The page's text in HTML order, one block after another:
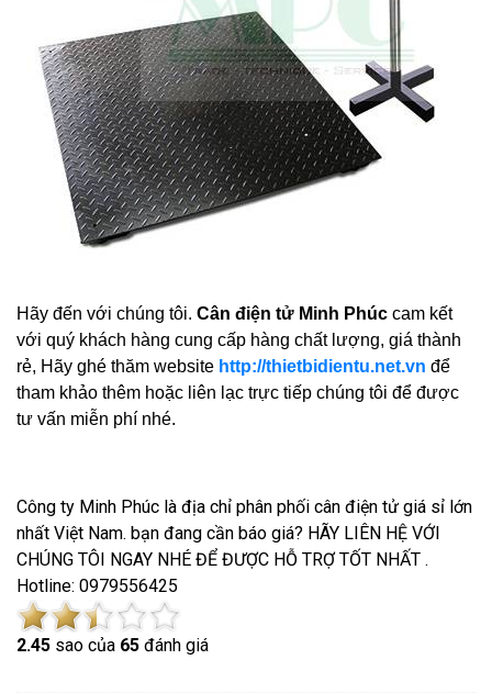
Hãy đến với chúng tôi. Cân điện tử Minh Phúc cam kết
với quý khách hàng cung cấp hàng chất lượng, giá thành
rẻ, Hãy ghé thăm website http://thietbidientu.net.vn để
tham khảo thêm hoặc liên lạc trực tiếp chúng tôi để được
tư vấn miễn phí nhé.
Công ty Minh Phúc là địa chỉ phân phối cân điện tử giá sỉ lớn
nhất Việt Nam. bạn đang cần báo giá? HÃY LIÊN HỆ VỚI
CHÚNG TÔI NGAY NHÉ ĐỂ ĐƯỢC HỖ TRỢ TỐT NHẤT .
Hotline: 0979556425
2.45 sao của 65 đánh giá